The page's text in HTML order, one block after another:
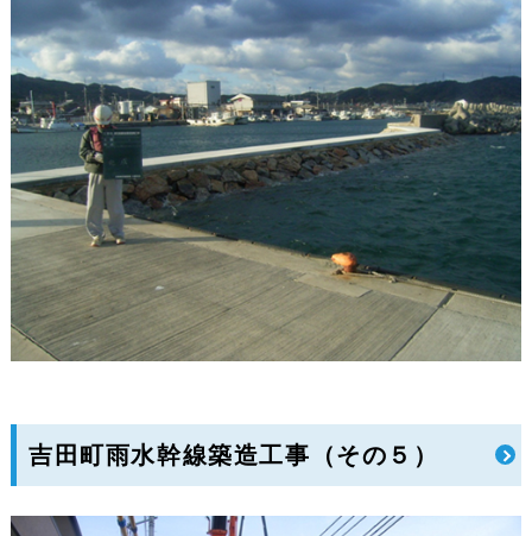
吉田町雨水幹線築造工事（その５）